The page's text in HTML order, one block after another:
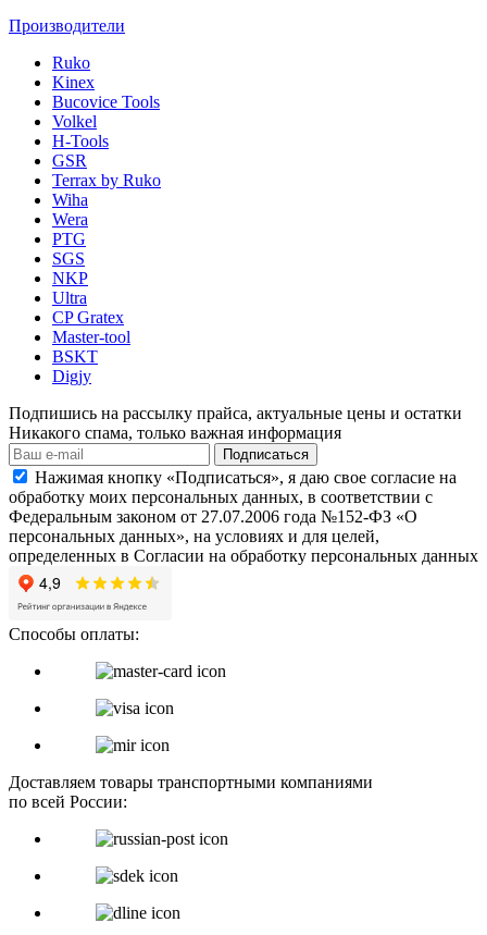
Производители
Ruko
Kinex
Bucovice Tools
Volkel
H-Tools
GSR
Terrax by Ruko
Wiha
Wera
PTG
SGS
NKP
Ultra
CP Gratex
Master-tool
BSKT
Digjy
Подпишись на рассылку прайса, актуальные цены и остатки
Никакого спама, только важная информация
Подписаться
Нажимая кнопку «Подписаться», я даю свое согласие на
обработку моих персональных данных, в соответствии с
Федеральным законом от 27.07.2006 года №152-ФЗ «О
персональных данных», на условиях и для целей,
определенных в Согласии на обработку персональных данных
Способы оплаты:
Доставляем товары транспортными компаниями
по всей России: